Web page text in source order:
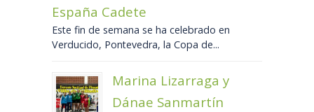
España Cadete
Este fin de semana se ha celebrado en
Verducido, Pontevedra, la Copa de...
Marina Lizarraga y
Dánae Sanmartín